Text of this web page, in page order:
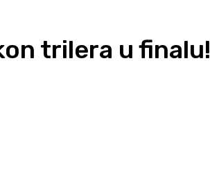
trilera u finalu!